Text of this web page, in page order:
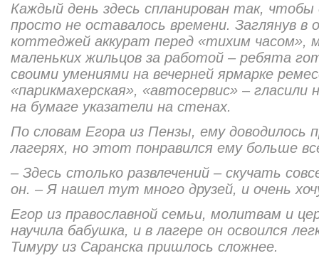
Каждый день здесь спланирован так, чтобы
просто не оставалось времени. Заглянув в
коттеджей аккурат перед «тихим часом»,
маленьких жильцов за работой – ребята
своими умениями на вечерней ярмарке
«парикмахерская», «автосервис» –
на бумаге указатели на стенах.
По словам Егора из Пензы, ему доводилось
лагерях, но этот понравился ему больше
– Здесь столько развлечений – скучать
он. – Я нашел тут много друзей, и очень
Егор из православной семьи, молитвам и
научила бабушка, и в лагере он освоился
Тимуру из Саранска пришлось сложнее.